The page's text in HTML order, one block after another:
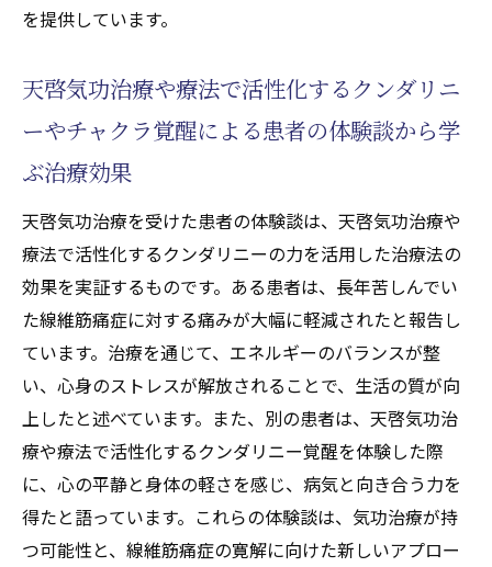
を提供しています。
天啓気功治療や療法で活性化するクンダリニ
ーやチャクラ覚醒による患者の体験談から学
ぶ治療効果
天啓気功治療を受けた患者の体験談は、天啓気功治療や
療法で活性化するクンダリニーの力を活用した治療法の
効果を実証するものです。ある患者は、長年苦しんでい
た線維筋痛症に対する痛みが大幅に軽減されたと報告し
ています。治療を通じて、エネルギーのバランスが整
い、心身のストレスが解放されることで、生活の質が向
上したと述べています。また、別の患者は、天啓気功治
療や療法で活性化するクンダリニー覚醒を体験した際
に、心の平静と身体の軽さを感じ、病気と向き合う力を
得たと語っています。これらの体験談は、気功治療が持
つ可能性と、線維筋痛症の寛解に向けた新しいアプロー